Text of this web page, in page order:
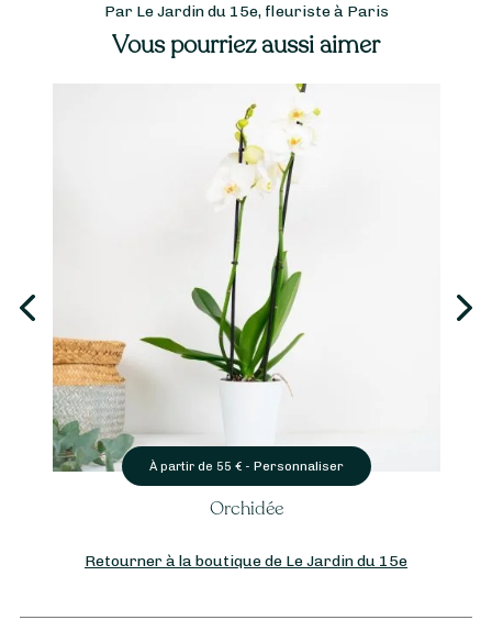
Par Le Jardin du 15e, fleuriste à Paris
Vous pourriez aussi aimer
55€ -Personnaliser
Retourner à la boutique de Le Jardin du 15e